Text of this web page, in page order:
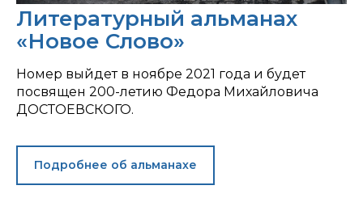
Литературный альманах
«Новое Слово»
Номер выйдет в ноябре 2021 года и будет
посвящен 200-летию Федора Михайловича
ДОСТОЕВСКОГО.
Подробнее об альманахе